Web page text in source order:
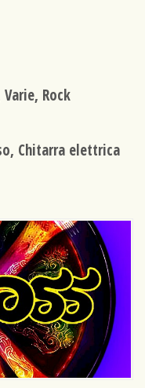
Rock
Chitarra elettrica